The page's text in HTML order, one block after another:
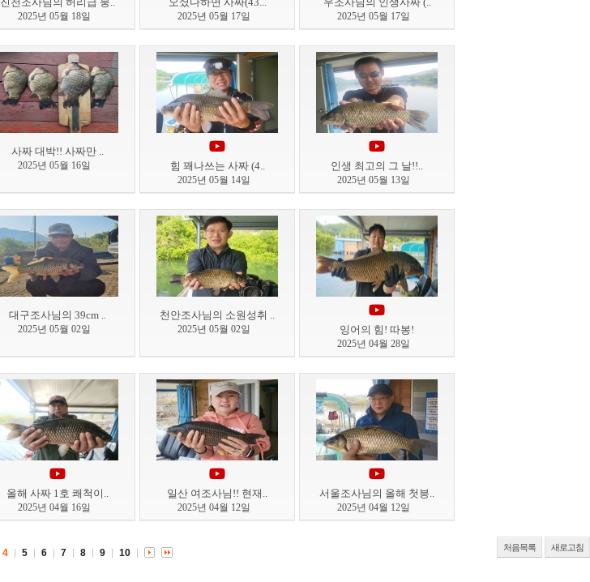
2025년 05월 18일 2025년 05월 17일 2025년 05월 17일
사짜 대박!! 사짜만 ..
2025년 05월 16일 힘 꽤나쓰는 사짜 (4..
2025년 05월 14일
인생 최고의 그 날!!..
2025년 05월 13일
대구조사님의 39cm ..
2025년 05월 02일
천안조사님의 소원성취 ..
2025년 05월 02일 잉어의 힘! 따봉!
2025년 04월 28일
올해 사짜 1호 쾌척이..
2025년 04월 16일
일산 여조사님!! 현재..
2025년 04월 12일
서울조사님의 올해 첫븡..
2025년 04월 12일
처음목록 새로고침
4 5 6 7 8 9 10